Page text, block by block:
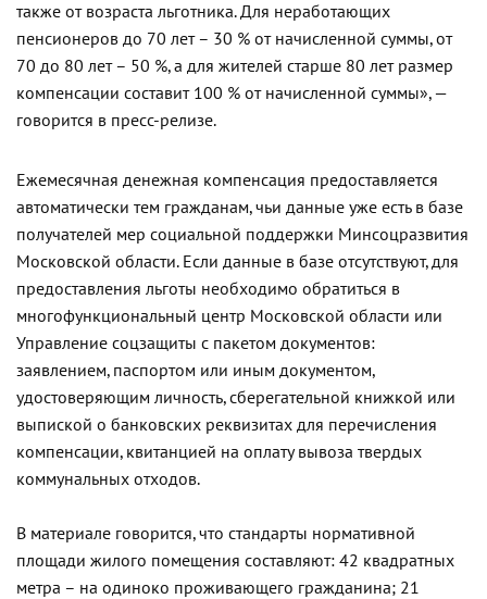
также от возраста льготника. Для неработающих
пенсионеров до 70 лет – 30 % от начисленной суммы, от
70 до 80 лет – 50 %, а для жителей старше 80 лет размер
компенсации составит 100 % от начисленной суммы», —
говорится в пресс-релизе.
Ежемесячная денежная компенсация предоставляется
автоматически тем гражданам, чьи данные уже есть в базе
получателей мер социальной поддержки Минсоцразвития
Московской области. Если данные в базе отсутствуют, для
предоставления льготы необходимо обратиться в
многофункциональный центр Московской области или
Управление соцзащиты с пакетом документов:
заявлением, паспортом или иным документом,
удостоверяющим личность, сберегательной книжкой или
выпиской о банковских реквизитах для перечисления
компенсации, квитанцией на оплату вывоза твердых
коммунальных отходов.
В материале говорится, что стандарты нормативной
площади жилого помещения составляют: 42 квадратных
метра – на одиноко проживающего гражданина; 21